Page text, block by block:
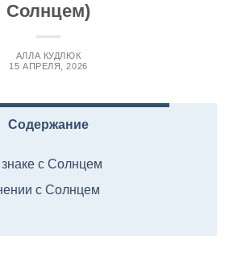
Солнцем)
АЛЛА КУДЛЮК
15 АПРЕЛЯ, 2026
Содержание
с Солнцем
с Солнцем